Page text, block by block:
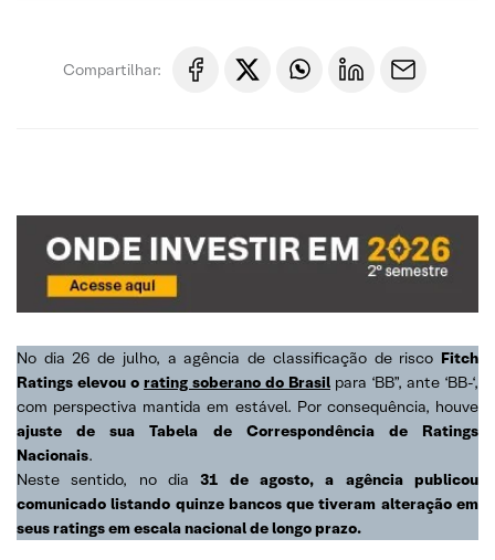
Compartilhar:
No dia 26 de julho, a agência de classificação de risco Fitch
Ratings elevou o rating soberano do Brasil para ‘BB”, ante ‘BB-‘,
com perspectiva mantida em estável. Por consequência, houve
ajuste de sua Tabela de Correspondência de Ratings
Nacionais.
Neste sentido, no dia31 de agosto, a agência publicou
comunicado listando quinze bancos que tiveram alteração em
seus ratings em escala nacional de longo prazo.